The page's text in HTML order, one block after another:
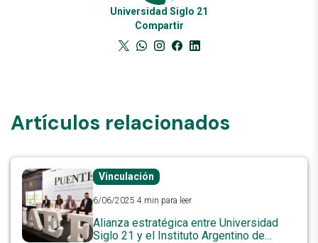
Universidad Siglo 21
Compartir
Artículos relacionados
Vinculación
6/06/2025 4 min para leer
Alianza estratégica entre Universidad
Siglo 21 y el Instituto Argentino de